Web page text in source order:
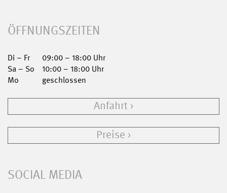
ÖFFNUNGSZEITEN
Di – Fr
09:00 – 18:00 Uhr
Sa – So
10:00 – 18:00 Uhr
Mo
geschlossen
Anfahrt
Preise
SOCIAL MEDIA